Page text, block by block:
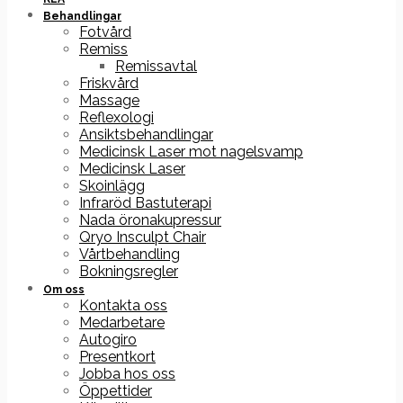
Behandlingar
Fotvård
Remiss
Remissavtal
Friskvård
Massage
Reflexologi
Ansiktsbehandlingar
Medicinsk Laser mot nagelsvamp
Medicinsk Laser
Skoinlägg
Infraröd Bastuterapi
Nada öronakupressur
Qryo Insculpt Chair
Vårtbehandling
Bokningsregler
Om oss
Kontakta oss
Medarbetare
Autogiro
Presentkort
Jobba hos oss
Öppettider